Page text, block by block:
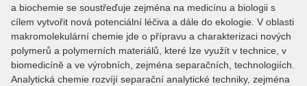
a biochemie se soustřeďuje zejména na medicínu a biologii s
cílem vytvořit nová potenciální léčiva a dále do ekologie. V oblasti
makromolekulární chemie jde o přípravu a charakterizaci nových
polymerů a polymerních materiálů, které lze využít v technice, v
biomedicíně a ve výrobních, zejména separačních, technologiích.
Analytická chemie rozvíjí separační analytické techniky, zejména